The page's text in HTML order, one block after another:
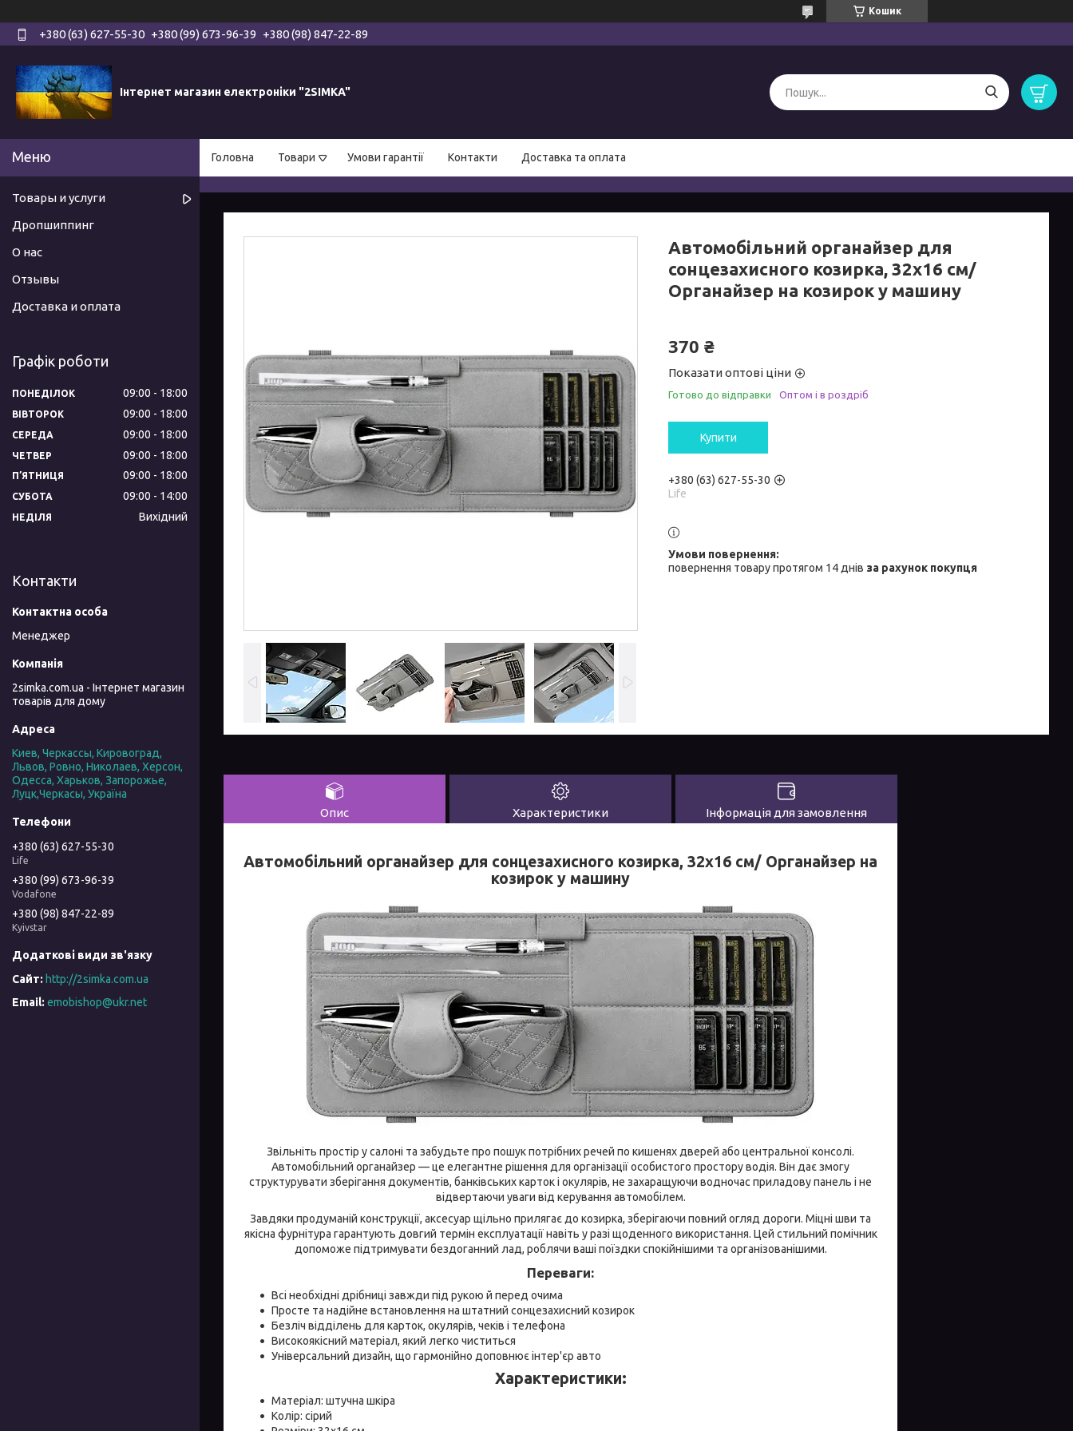
Кошик
+380 (63) 627-55-30 +380 (99) 673-96-39 +380 (98) 847-22-89
Інтернет магазин електроніки "2SIMKA"
Головна Товари Умови гарантії Контакти Доставка та оплата
Автомобільний органайзер для
сонцезахисного козирка, 32х16 см/
Органайзер на козирок у машину
370 ₴
Показати оптові ціни
Готово до відправки Оптом і в роздріб
Купити
+380 (63) 627-55-30
Life
повернення товару протягом 14 днів за рахунок покупця
Опис Характеристики Інформація для замовлення
Автомобільний органайзер для сонцезахисного козирка, 32х16 см/ Органайзер на
козирок у машину
Звільніть простір у салоні та забудьте про пошук потрібних речей по кишенях дверей або центральної консолі.
Автомобільний органайзер — це елегантне рішення для організації особистого простору водія. Він дає змогу
структурувати зберігання документів, банківських карток і окулярів, не захаращуючи водночас приладову панель і не
відвертаючи уваги від керування автомобілем.
Завдяки продуманій конструкції, аксесуар щільно прилягає до козирка, зберігаючи повний огляд дороги. Міцні шви та
якісна фурнітура гарантують довгий термін експлуатації навіть у разі щоденного використання. Цей стильний помічник
допоможе підтримувати бездоганний лад, роблячи ваші поїздки спокійнішими та організованішими.
Переваги:
Всі необхідні дрібниці завжди під рукою й перед очима
Просте та надійне встановлення на штатний сонцезахисний козирок
Безліч відділень для карток, окулярів, чеків і телефона
Високоякісний матеріал, який легко чиститься
Універсальний дизайн, що гармонійно доповнює інтер'єр авто
Характеристики:
Матеріал: штучна шкіра
Колір: сірий
Товары и услуги
Дропшиппинг
О нас
Отзывы
Доставка и оплата
Графік роботи
ПОНЕДІЛОК 09:00 18:00
ВІВТОРОК 09:00 18:00
СЕРЕДА 09:00 18:00
ЧЕТВЕР 09:00 18:00
ПʼЯТНИЦЯ 09:00 18:00
СУБОТА 09:00 14:00
НЕДІЛЯ Вихідний
Контакти
Менеджер
2simka.com.ua - Інтернет магазин
товарів для дому
Киев, Черкассы, Кировоград,
Львов, Ровно, Николаев, Херсон,
Одесса, Харьков, Запорожье,
Луцк,Черкасы, Україна
+380 (63) 627-55-30
Life
+380 (99) 673-96-39
Vodafone
+380 (98) 847-22-89
Kyivstar
http://2simka.com.ua
emobishop@ukr.net